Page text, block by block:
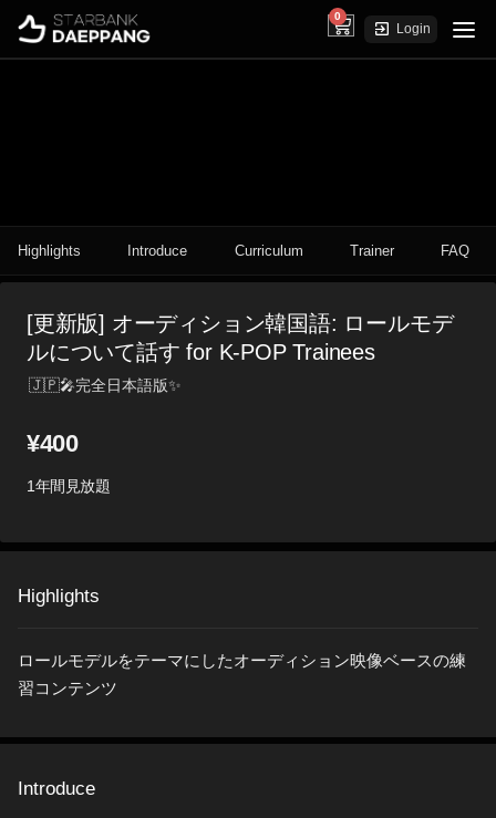
0
cart Login
Highlights Introduce Curriculum Trainer FAQ
[更新版] オーディション韓国語: ロールモデ
ルについて話す for K-POP Trainees
🇯🇵🎤完全日本語版✨
¥400
1年間見放題
Highlights
ロールモデルをテーマにしたオーディション映像ベースの練
習コンテンツ
Introduce